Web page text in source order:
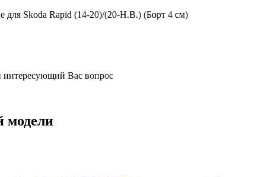
для Skoda Rapid (14-20)/(20-Н.В.) (Борт 4 см)
интересующий Вас вопрос
модели